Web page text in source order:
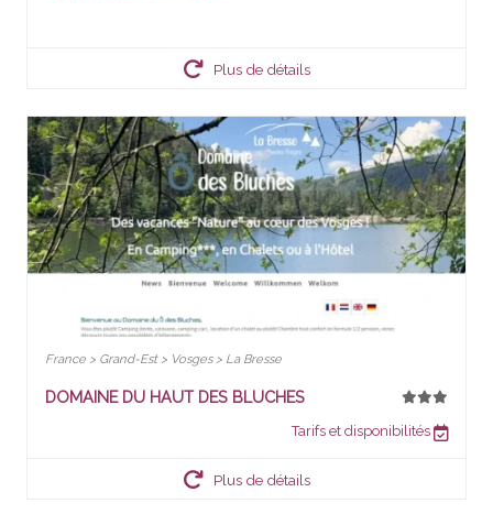
Plus de détails
France > Grand-Est > Vosges > La Bresse
DOMAINE DU HAUT DES BLUCHES
Tarifs et disponibilités
Plus de détails